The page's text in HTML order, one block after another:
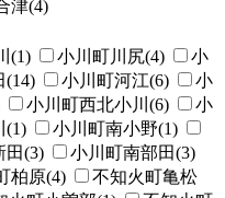
津(4)
(1) 小川町川尻(4)
小
(14) 小川町河江(6)
小
小川町西北小川(6)
小
(1)
小川町南小野(1)
田(3)
小川町南部田(3)
柏原(4)
不知火町亀松